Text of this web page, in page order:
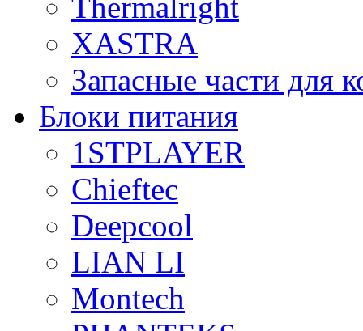
Thermalright
XASTRA
Запасные части для
Блоки питания
1STPLAYER
Chieftec
Deepcool
LIAN LI
Montech